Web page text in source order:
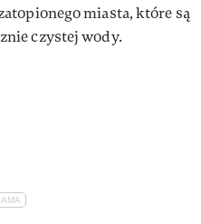
miasta, które są
czystej wody.